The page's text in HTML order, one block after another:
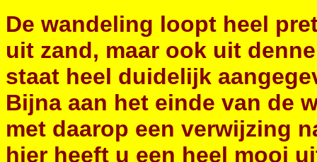
De wandeling loopt heel
uit zand, maar ook uit
staat heel duidelijk
Bijna aan het einde van de
met daarop een verwijzing
hier heeft u een heel mooi